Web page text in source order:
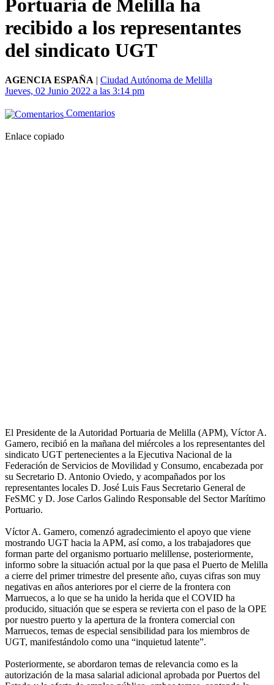
Portuaria de Melilla ha
recibido a los representantes
del sindicato UGT
AGENCIA ESPAÑA | Ciudad Autónoma de Melilla
Jueves, 02 Junio 2022 a las 3:14 pm
Comentarios
Enlace copiado
El Presidente de la Autoridad Portuaria de Melilla (APM), Víctor A.
Gamero, recibió en la mañana del miércoles a los representantes del
sindicato UGT pertenecientes a la Ejecutiva Nacional de la
Federación de Servicios de Movilidad y Consumo, encabezada por
su Secretario D. Antonio Oviedo, y acompañados por los
representantes locales D. José Luis Faus Secretario General de
FeSMC y D. Jose Carlos Galindo Responsable del Sector Marítimo
Portuario.
Víctor A. Gamero, comenzó agradecimiento el apoyo que viene
mostrando UGT hacia la APM, así como, a los trabajadores que
forman parte del organismo portuario melillense, posteriormente,
informo sobre la situación actual por la que pasa el Puerto de Melilla
a cierre del primer trimestre del presente año, cuyas cifras son muy
negativas en años anteriores por el cierre de la frontera con
Marruecos, a lo que se ha unido la herida que el COVID ha
producido, situación que se espera se revierta con el paso de la OPE
por nuestro puerto y la apertura de la frontera comercial con
Marruecos, temas de especial sensibilidad para los miembros de
UGT, manifestándolo como una “inquietud latente”.
Posteriormente, se abordaron temas de relevancia como es la
autorización de la masa salarial adicional aprobada por Puertos del